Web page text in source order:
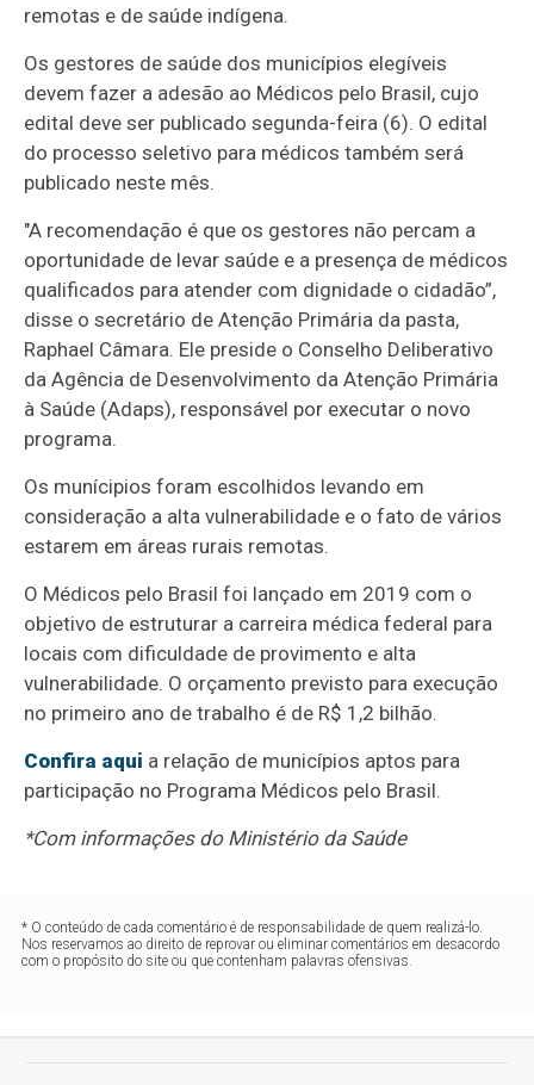
remotas e de saúde indígena.
Os gestores de saúde dos municípios elegíveis
devem fazer a adesão ao Médicos pelo Brasil, cujo
edital deve ser publicado segunda-feira (6). O edital
do processo seletivo para médicos também será
publicado neste mês.
"A recomendação é que os gestores não percam a
oportunidade de levar saúde e a presença de médicos
qualificados para atender com dignidade o cidadão”,
disse o secretário de Atenção Primária da pasta,
Raphael Câmara. Ele preside o Conselho Deliberativo
da Agência de Desenvolvimento da Atenção Primária
à Saúde (Adaps), responsável por executar o novo
programa.
Os munícipios foram escolhidos levando em
consideração a alta vulnerabilidade e o fato de vários
estarem em áreas rurais remotas.
O Médicos pelo Brasil foi lançado em 2019 com o
objetivo de estruturar a carreira médica federal para
locais com dificuldade de provimento e alta
vulnerabilidade. O orçamento previsto para execução
no primeiro ano de trabalho é de R$ 1,2 bilhão.
Confira aqui a relação de municípios aptos para
participação no Programa Médicos pelo Brasil.
*Com informações do Ministério da Saúde
* O conteúdo de cada comentário é de responsabilidade de quem realizá-lo.
Nos reservamos ao direito de reprovar ou eliminar comentários em desacordo
com o propósito do site ou que contenham palavras ofensivas.